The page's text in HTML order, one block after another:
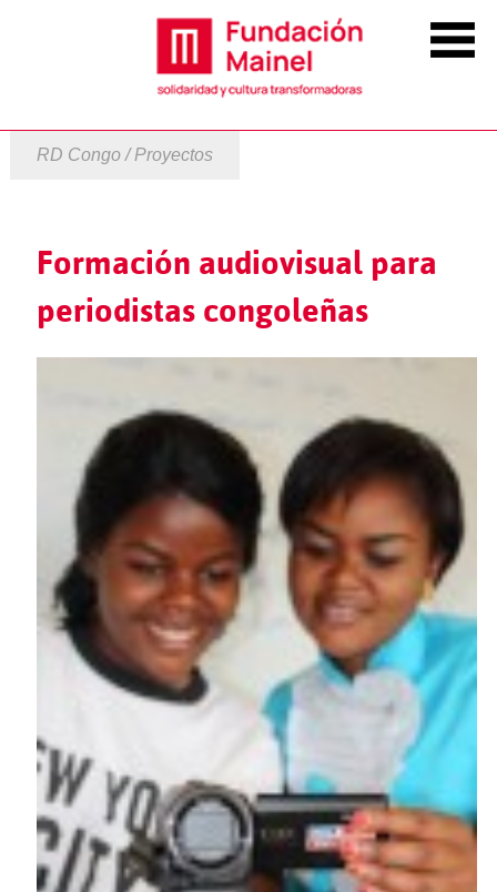
RD Congo / Proyectos
Formación audiovisual para
periodistas congoleñas